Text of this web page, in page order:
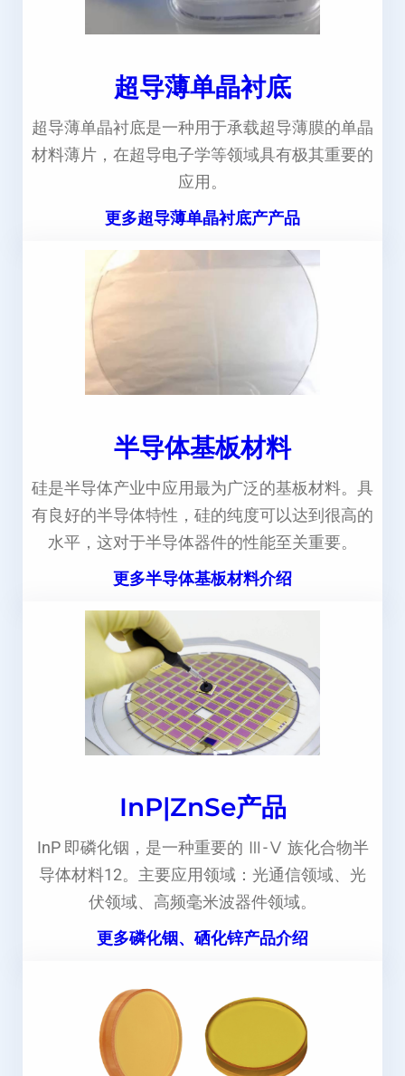
超导薄单晶衬底
超导薄单晶衬底是一种用于承载超导薄膜的单晶
材料薄片，在超导电子学等领域具有极其重要的
应用。
更多超导薄单晶衬底产产品
半导体基板材料
硅是半导体产业中应用最为广泛的基板材料。具
有良好的半导体特性，硅的纯度可以达到很高的
水平，这对于半导体器件的性能至关重要。
更多半导体基板材料介绍
InP|ZnSe产品
InP 即磷化铟，是一种重要的 Ⅲ-Ⅴ 族化合物半
导体材料12。主要应用领域：光通信领域、光
伏领域、高频毫米波器件领域。
更多磷化铟、硒化锌产品介绍